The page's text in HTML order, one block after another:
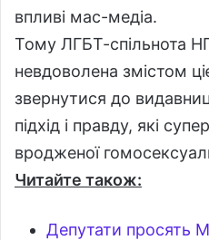
впливі мас-медіа.
Тому ЛГБТ-спільнота
невдоволена змістом
звернутися до
підхід і правду, які
вродженої
Читайте також:
Депутати просять